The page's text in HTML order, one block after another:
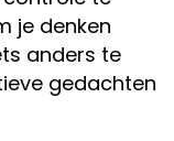
je denken
anders te
gedachten